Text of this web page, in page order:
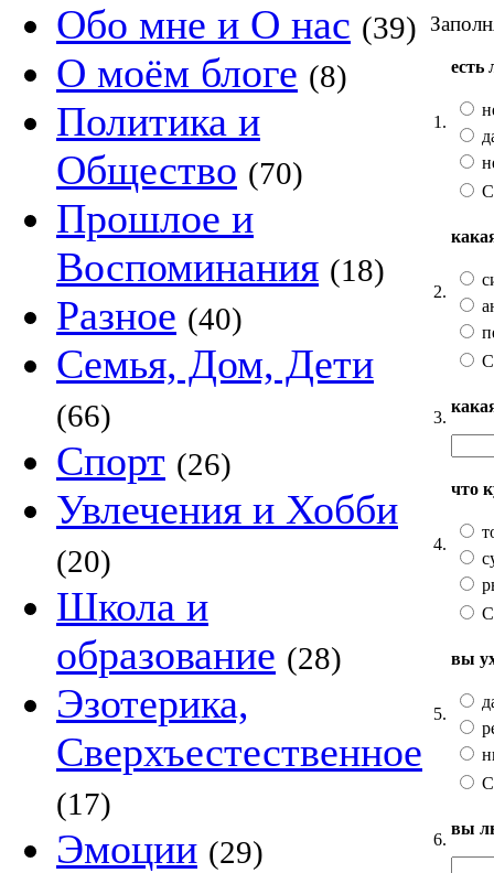
Обо мне и О нас (39)
О моём блоге (8)
Политика и
Общество (70)
Прошлое и
Воспоминания (18)
Разное (40)
Семья, Дом, Дети
(66)
Спорт (26)
Увлечения и Хобби
(20)
Школа и
образование (28)
Эзотерика,
Сверхъестественное
(17)
Эмоции (29)
1.
есть
2.
3.
4.
что
5.
вы
6.
вы